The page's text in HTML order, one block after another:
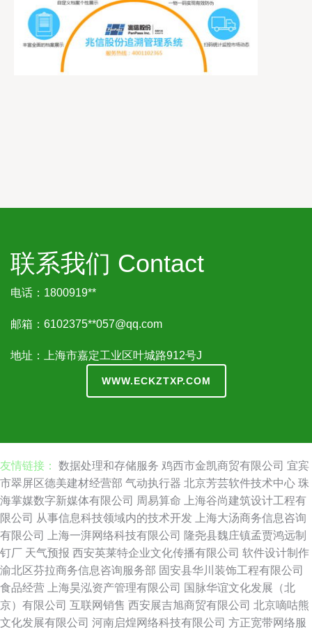
联系我们 Contact
电话：1800919**
邮箱：6102375**057@qq.com
地址：上海市嘉定工业区叶城路912号J
WWW.ECKZTXP.COM
友情链接： 数据处理和存储服务 鸡西市金凯商贸有限公司 宜宾
市翠屏区德美建材经营部 气动执行器 北京芳芸软件技术中心 珠
海掌媒数字新媒体有限公司 周易算命
上海谷尚建筑设计工程有
限公司 从事信息科技领域内的技术开发
上海大汤商务信息咨询
有限公司
上海一湃网络科技有限公司 隆尧县魏庄镇孟贾鸿远制
钉厂 天气预报 西安英莱特企业文化传播有限公司 软件设计制作
渝北区芬拉商务信息咨询服务部 固安县华川装饰工程有限公司
食品经营
上海昊泓资产管理有限公司 国脉华谊文化发展（北
京）有限公司 互联网销售 西安展吉旭商贸有限公司 北京嘀咕熊
文化发展有限公司 河南启煌网络科技有限公司 方正宽带网络服